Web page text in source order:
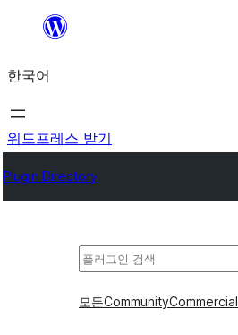
츠
로
바
가
한국어
워드프레스 받기
Plugin Directory
검
모든CommunityCommercial